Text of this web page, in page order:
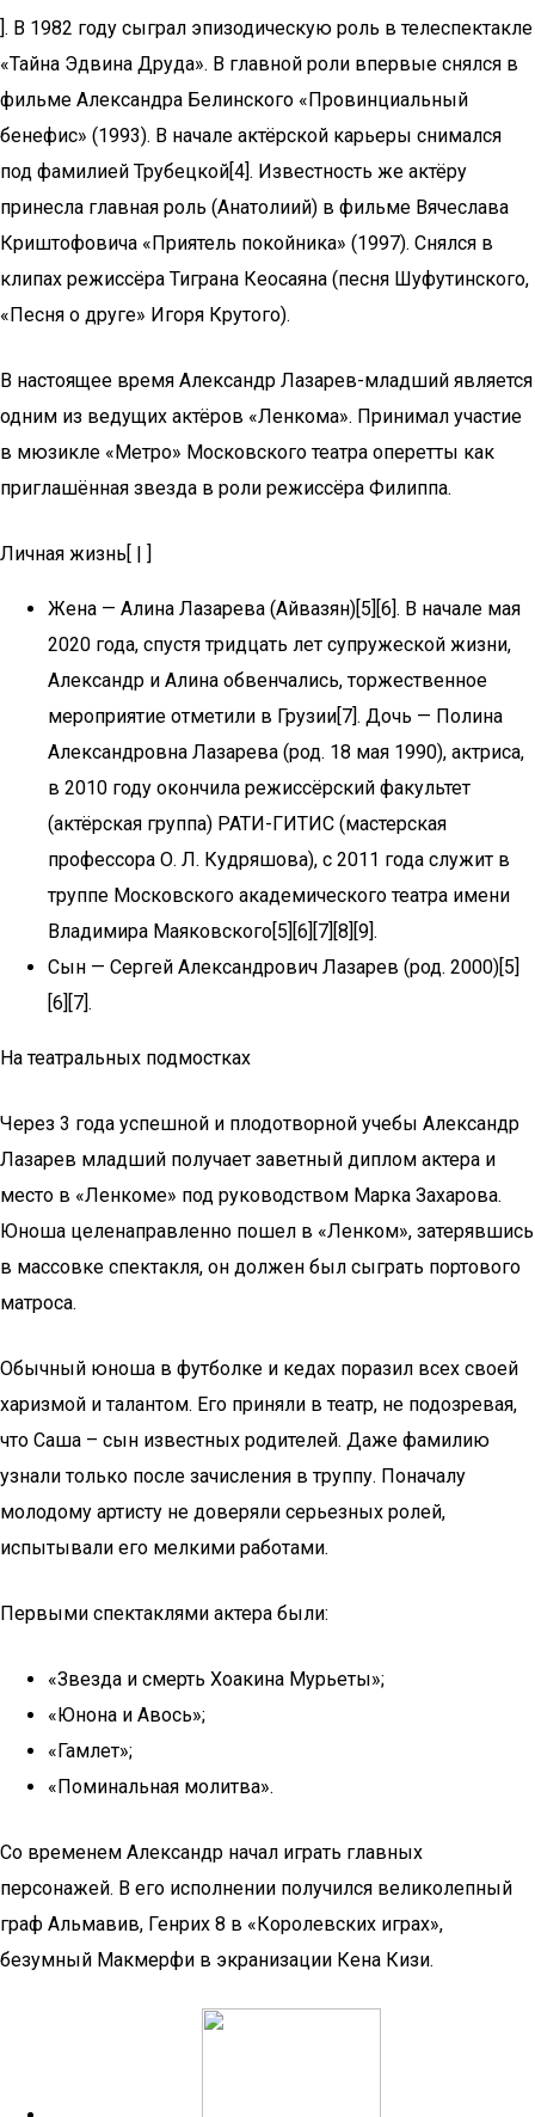
]. В 1982 году сыграл эпизодическую роль в телеспектакле
«Тайна Эдвина Друда». В главной роли впервые снялся в
фильме Александра Белинского «Провинциальный
бенефис» (1993). В начале актёрской карьеры снимался
под фамилией Трубецкой[4]. Известность же актёру
принесла главная роль (Анатолиий) в фильме Вячеслава
Криштофовича «Приятель покойника» (1997). Снялся в
клипах режиссёра Тиграна Кеосаяна (песня Шуфутинского,
«Песня о друге» Игоря Крутого).
В настоящее время Александр Лазарев-младший является
одним из ведущих актёров «Ленкома». Принимал участие
в мюзикле «Метро» Московского театра оперетты как
приглашённая звезда в роли режиссёра Филиппа.
Личная жизнь[ | ]
Жена — Алина Лазарева (Айвазян)[5][6]. В начале мая
2020 года, спустя тридцать лет супружеской жизни,
Александр и Алина обвенчались, торжественное
мероприятие отметили в Грузии[7]. Дочь — Полина
Александровна Лазарева (род. 18 мая 1990), актриса,
в 2010 году окончила режиссёрский факультет
(актёрская группа) РАТИ-ГИТИС (мастерская
профессора О. Л. Кудряшова), с 2011 года служит в
труппе Московского академического театра имени
Владимира Маяковского[5][6][7][8][9].
Сын — Сергей Александрович Лазарев (род. 2000)[5]
[6][7].
На театральных подмостках
Через 3 года успешной и плодотворной учебы Александр
Лазарев младший получает заветный диплом актера и
место в «Ленкоме» под руководством Марка Захарова.
Юноша целенаправленно пошел в «Ленком», затерявшись
в массовке спектакля, он должен был сыграть портового
матроса.
Обычный юноша в футболке и кедах поразил всех своей
харизмой и талантом. Его приняли в театр, не подозревая,
что Саша – сын известных родителей. Даже фамилию
узнали только после зачисления в труппу. Поначалу
молодому артисту не доверяли серьезных ролей,
испытывали его мелкими работами.
Первыми спектаклями актера были:
«Звезда и смерть Хоакина Мурьеты»;
«Юнона и Авось»;
«Гамлет»;
«Поминальная молитва».
Со временем Александр начал играть главных
персонажей. В его исполнении получился великолепный
граф Альмавив, Генрих 8 в «Королевских играх»,
безумный Макмерфи в экранизации Кена Кизи.